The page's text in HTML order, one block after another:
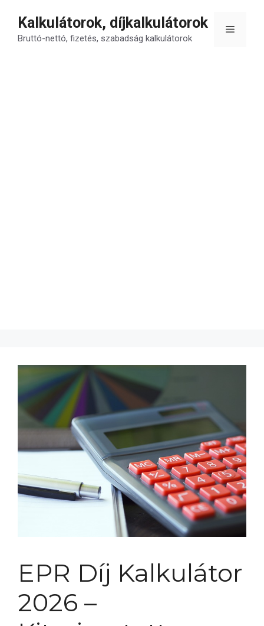
tartalomba
Kalkulátorok, díjkalkulátorok
Bruttó-nettó, fizetés, szabadság kalkulátorok
Menü
EPR Díj Kalkulátor
2026 –